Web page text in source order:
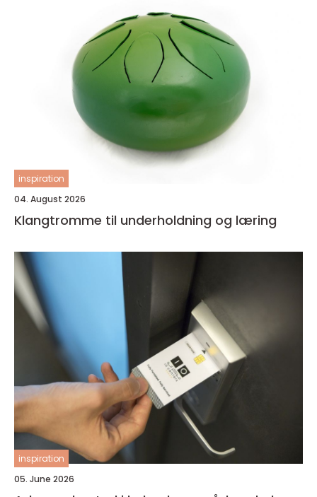
inspiration
04. August 2026
Klangtromme til underholdning og læring
inspiration
05. June 2026